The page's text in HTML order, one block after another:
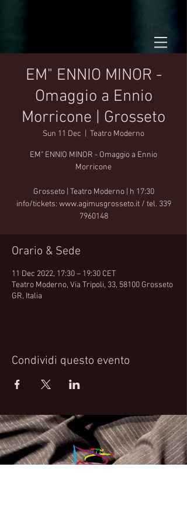
EM" ENNIO MINOR -
Omaggio a Ennio
Morricone | Grosseto
Sun 11 Dec Teatro Moderno
EM" ENNIO MINOR - Omaggio a Ennio
Morricone
Grosseto | Teatro Moderno | h 17:30
info/tickets: www.agimusgrosseto.it / tel. 339
7960148
Orario & Sede
11 Dec 2022, 17:30 – 19:30 CET
Teatro Moderno, Via Tripoli, 33, 58100 Grosseto
GR, Italia
Condividi questo evento